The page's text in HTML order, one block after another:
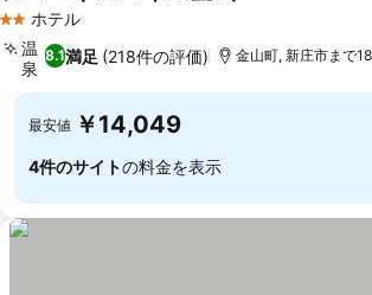
2 ホテルのランク
ホテル
8.1満足 (218件の評価)
温
泉
金山町, 新庄市まで
最安値 ￥14,049
4件のサイトの料金を表示